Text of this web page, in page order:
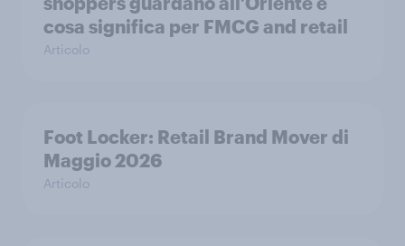
cosa significa per FMCG and retail
Articolo
Foot Locker: Retail Brand Mover di
Maggio 2026
Articolo